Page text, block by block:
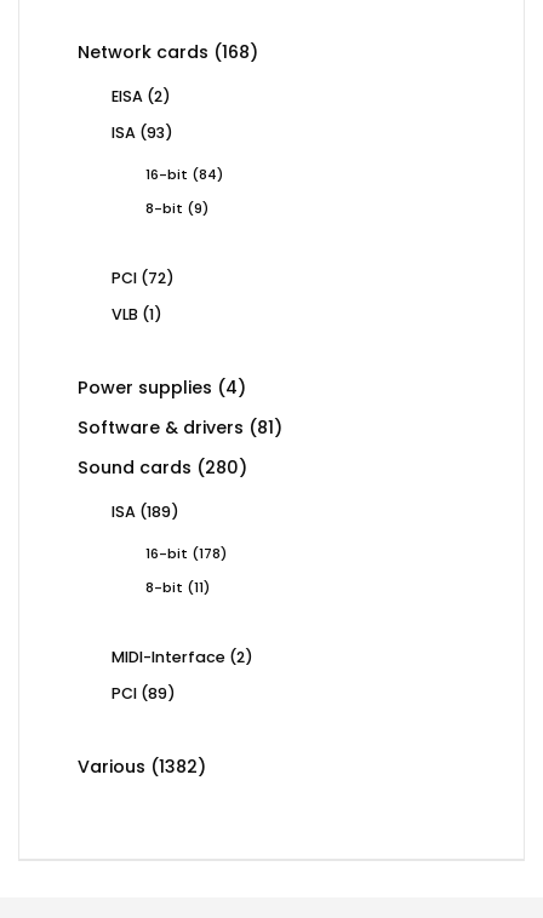
Network cards 168168
EISA 22
ISA 9393
16-bit 8484
8-bit
99
PCI 7272
VLB 11
Power supplies 44
Software & drivers 8181
Sound cards 280280
ISA 189189
16-bit 178178
8-bit
1111
MIDI-Interface 22
PCI 8989
Various 13821382